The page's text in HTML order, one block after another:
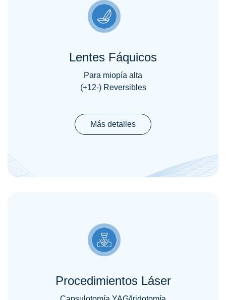
Lentes Fáquicos
Para miopía alta
(+12-) Reversibles
Más detalles
Procedimientos Láser